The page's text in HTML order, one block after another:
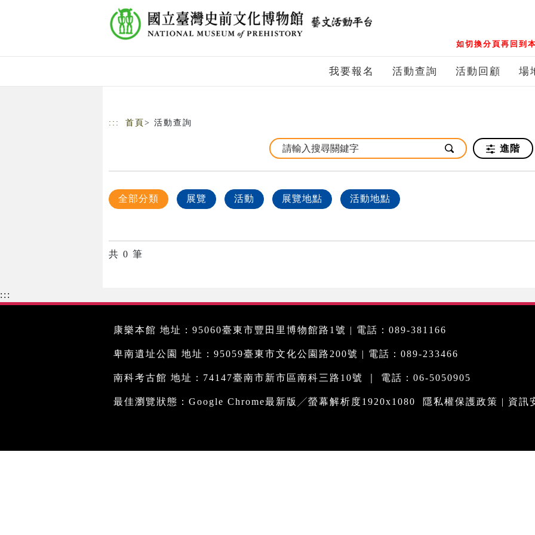
如切換分頁再回到
我要報名 活動查詢 活動回顧 場
::: 首頁 > 活動查詢
進階
全部分類 展覽 活動 展覽地點 活動地點
共 0 筆
:::
康樂本館 地址：95060臺東市豐田里博物館路1號 | 電話：089-381166
卑南遺址公園 地址：95059臺東市文化公園路200號 | 電話：089-233466
南科考古館 地址：74147臺南市新市區南科三路10號 ｜ 電話：06-5050905
最佳瀏覽狀態：Google Chrome最新版╱螢幕解析度1920x1080 隱私權保護政策 | 資訊